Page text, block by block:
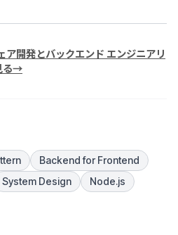
開発とバックエンド エンジニアリ
る→
Backend for Frontend
System Design Node.js